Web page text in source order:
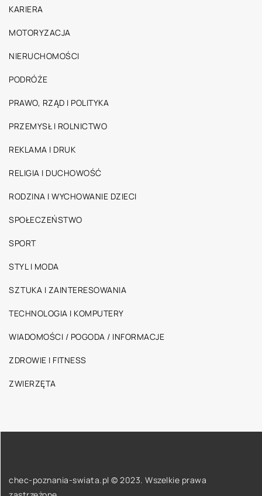
KARIERA
MOTORYZACJA
NIERUCHOMOŚCI
PODRÓŻE
PRAWO, RZĄD I POLITYKA
PRZEMYSŁ I ROLNICTWO
REKLAMA I DRUK
RELIGIA I DUCHOWOŚĆ
RODZINA I WYCHOWANIE DZIECI
SPOŁECZEŃSTWO
SPORT
STYL I MODA
SZTUKA I ZAINTERESOWANIA
TECHNOLOGIA I KOMPUTERY
WIADOMOŚCI / POGODA / INFORMACJE
ZDROWIE I FITNESS
ZWIERZĘTA
chec-poznania-swiata.pl © 2023. Wszelkie prawa